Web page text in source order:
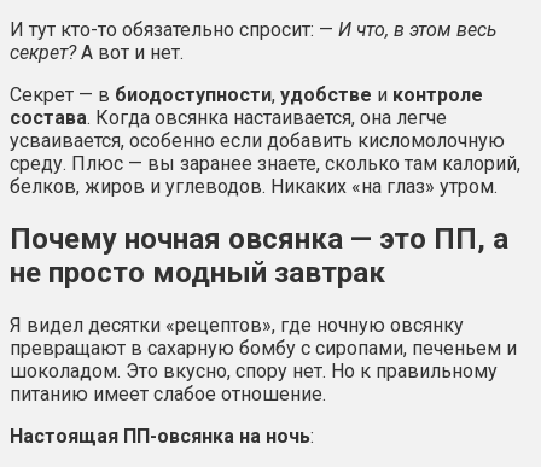
И тут кто-то обязательно спросит: — И что, в этом весь
секрет?А вот и нет.
Секрет — в биодоступности, удобстве и контроле
состава. Когда овсянка настаивается, она легче
усваивается, особенно если добавить кисломолочную
среду. Плюс — вы заранее знаете, сколько там калорий,
белков, жиров и углеводов. Никаких «на глаз» утром.
Почему ночная овсянка — это ПП, а
не просто модный завтрак
Я видел десятки «рецептов», где ночную овсянку
превращают в сахарную бомбу с сиропами, печеньем и
шоколадом. Это вкусно, спору нет. Но к правильному
питанию имеет слабое отношение.
Настоящая ПП-овсянка на ночь: